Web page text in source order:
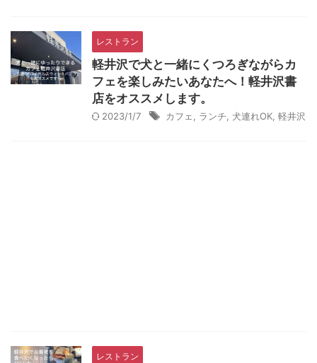
レストラン
軽井沢で犬と一緒にくつろぎながらカ
フェを楽しみたいあなたへ！軽井沢書
店をオススメします。
2023/1/7 カフェ ランチ 犬連れOK 軽井沢
レストラン